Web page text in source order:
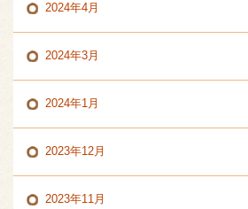
2024年4月
2024年3月
2024年1月
2023年12月
2023年11月